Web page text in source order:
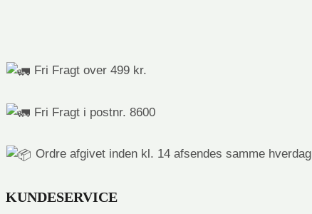
Fri Fragt over 499 kr.
Fri Fragt i postnr. 8600
Ordre afgivet inden kl. 14 afsendes samme hverdag
KUNDESERVICE